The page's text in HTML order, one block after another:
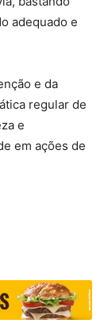
adequado e
e da
regular de
e
em ações de